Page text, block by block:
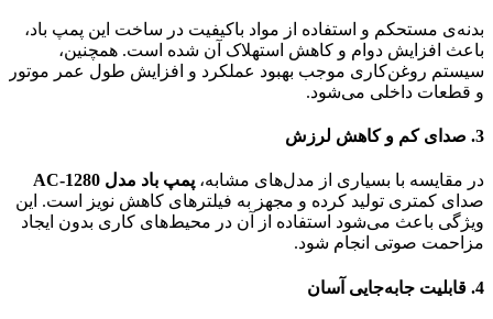
بدنه‌ی مستحکم و استفاده از مواد باکیفیت در ساخت این پمپ باد،
باعث افزایش دوام و کاهش استهلاک آن شده است. همچنین،
سیستم روغن‌کاری موجب بهبود عملکرد و افزایش طول عمر موتور
و قطعات داخلی می‌شود.
3. صدای کم و کاهش لرزش
در مقایسه با بسیاری از مدل‌های مشابه، پمپ باد مدل AC-1280
صدای کمتری تولید کرده و مجهز به فیلترهای کاهش نویز است. این
ویژگی باعث می‌شود استفاده از آن در محیط‌های کاری بدون ایجاد
مزاحمت صوتی انجام شود.
4. قابلیت جابه‌جایی آسان